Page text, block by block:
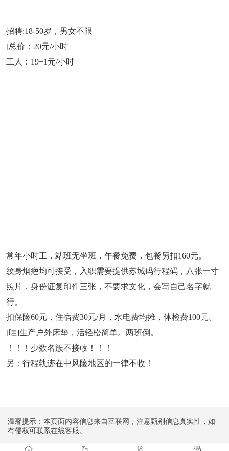
招聘:18-50岁，男女不限
[总价：20元/小时
工人：19+1元/小时
常年小时工，站班无坐班，午餐免费，包餐另扣160元。
纹身烟疤均可接受，入职需要提供苏城码行程码，八张一寸
照片，身份证复印件三张，不要求文化，会写自己名字就
行。
扣保险60元，住宿费30元/月，水电费均摊，体检费100元。
[哇]生产户外床垫，活轻松简单。两班倒。
！！！少数名族不接收！！！
另：行程轨迹在中风险地区的一律不收！
温馨提示：本页面内容信息来自互联网，注意甄别信息真实性，如
有侵权可联系在线客服。